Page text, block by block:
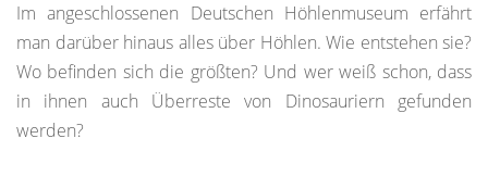
Im angeschlossenen Deutschen Höhlenmuseum erfährt
man darüber hinaus alles über Höhlen. Wie entstehen sie?
Wo befinden sich die größten? Und wer weiß schon, dass
in ihnen auch Überreste von Dinosauriern gefunden
werden?